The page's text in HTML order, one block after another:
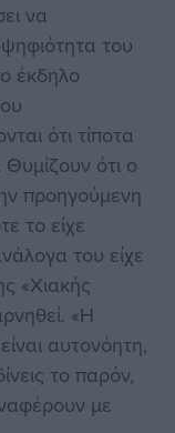
να
του
έκδηλο
ότι τίποτα
ότι ο
προηγούμενη
το είχε
του είχε
«Χιακής
«Η
αυτονόητη,
το παρόν,
με